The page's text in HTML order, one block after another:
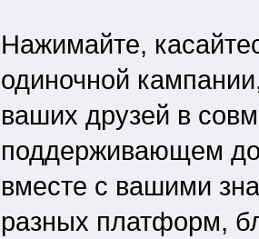
Нажимайте,
одиночной
ваших друзей в
поддерживающем до
вместе с вашими
разных платформ,